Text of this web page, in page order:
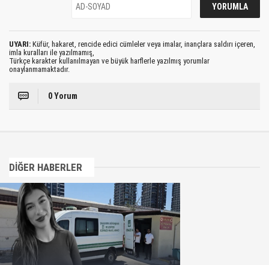
UYARI: Küfür, hakaret, rencide edici cümleler veya imalar, inançlara saldırı içeren,
imla kuralları ile yazılmamış,
Türkçe karakter kullanılmayan ve büyük harflerle yazılmış yorumlar
onaylanmamaktadır.
0 Yorum
DİĞER HABERLER